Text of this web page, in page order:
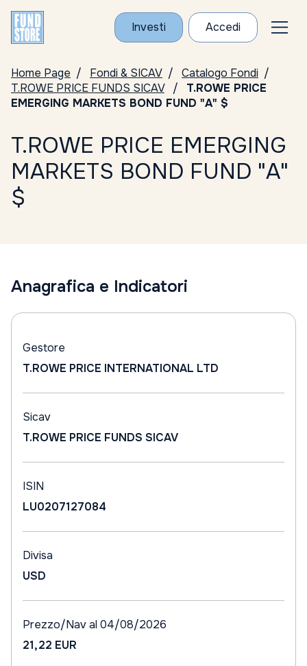
Investi Accedi
Home Page Fondi & SICAV
Catalogo Fondi
T.ROWE PRICE FUNDS SICAV
T.ROWE PRICE
EMERGING MARKETS BOND FUND "A" $
T.ROWE PRICE EMERGING
MARKETS BOND FUND "A"
$
Anagrafica e Indicatori
Gestore
T.ROWE PRICE INTERNATIONAL LTD
Sicav
T.ROWE PRICE FUNDS SICAV
ISIN
LU0207127084
Divisa
USD
Prezzo/Nav al 04/08/2026
21,22 EUR